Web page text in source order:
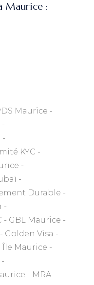
Maurice :
Maurice
KYC
Durable
GBL Maurice
Golden Visa
Maurice
MRA